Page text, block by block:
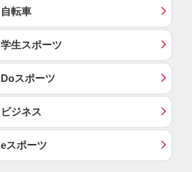
自転車
学生スポーツ
Doスポーツ
ビジネス
eスポーツ